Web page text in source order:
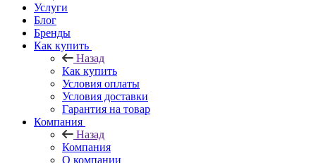
Услуги
Блог
Бренды
Как купить
Назад
Как купить
Условия оплаты
Условия доставки
Гарантия на товар
Компания
Назад
Компания
О компании